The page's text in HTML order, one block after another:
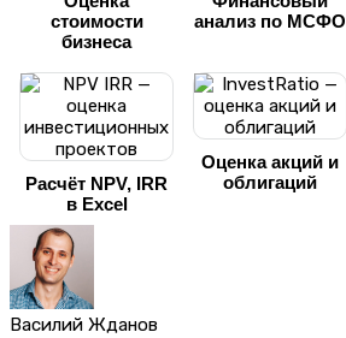
стоимости
бизнеса
анализ по МСФО
Расчёт NPV, IRR
в Excel
Оценка акций и
облигаций
Василий Жданов